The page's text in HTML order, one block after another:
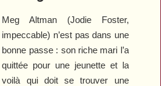
Meg Altman (Jodie Foster,
impeccable) n’est pas dans une
bonne passe : son riche mari l’a
quittée pour une jeunette et la
voilà qui doit se trouver une